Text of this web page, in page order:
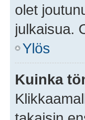
olet
julkaisua.
Ylös
Kuinka